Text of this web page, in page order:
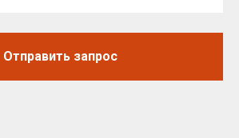
Отправить запрос